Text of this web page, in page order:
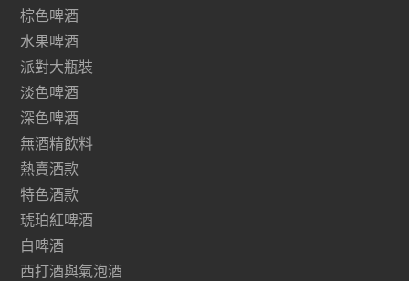
棕色啤酒
水果啤酒
派對大瓶裝
淡色啤酒
深色啤酒
無酒精飲料
熱賣酒款
特色酒款
琥珀紅啤酒
白啤酒
西打酒與氣泡酒